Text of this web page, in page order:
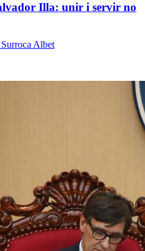
Illa: unir i servir no
Albet